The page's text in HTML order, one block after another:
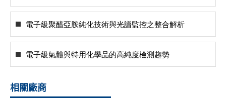
電子級聚醯亞胺純化技術與光譜監控之整合解析
電子級氣體與特用化學品的高純度檢測趨勢
相關廠商